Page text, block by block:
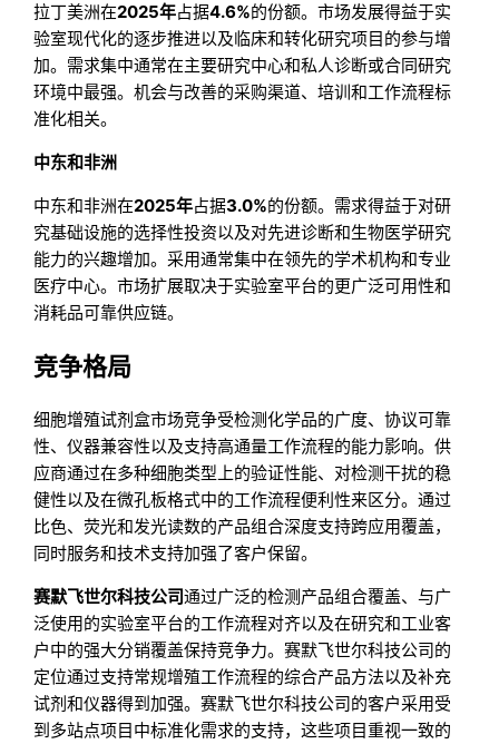
拉丁美洲在2025年占据4.6%的份额。市场发展得益于实
验室现代化的逐步推进以及临床和转化研究项目的参与增
加。需求集中通常在主要研究中心和私人诊断或合同研究
环境中最强。机会与改善的采购渠道、培训和工作流程标
准化相关。
中东和非洲
中东和非洲在2025年占据3.0%的份额。需求得益于对研
究基础设施的选择性投资以及对先进诊断和生物医学研究
能力的兴趣增加。采用通常集中在领先的学术机构和专业
医疗中心。市场扩展取决于实验室平台的更广泛可用性和
消耗品可靠供应链。
竞争格局
细胞增殖试剂盒市场竞争受检测化学品的广度、协议可靠
性、仪器兼容性以及支持高通量工作流程的能力影响。供
应商通过在多种细胞类型上的验证性能、对检测干扰的稳
健性以及在微孔板格式中的工作流程便利性来区分。通过
比色、荧光和发光读数的产品组合深度支持跨应用覆盖，
同时服务和技术支持加强了客户保留。
赛默飞世尔科技公司通过广泛的检测产品组合覆盖、与广
泛使用的实验室平台的工作流程对齐以及在研究和工业客
户中的强大分销覆盖保持竞争力。赛默飞世尔科技公司的
定位通过支持常规增殖工作流程的综合产品方法以及补充
试剂和仪器得到加强。赛默飞世尔科技公司的客户采用受
到多站点项目中标准化需求的支持，这些项目重视一致的